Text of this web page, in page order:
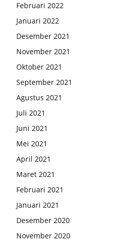
Februari 2022
Januari 2022
Desember 2021
November 2021
Oktober 2021
September 2021
Agustus 2021
Juli 2021
Juni 2021
Mei 2021
April 2021
Maret 2021
Februari 2021
Januari 2021
Desember 2020
November 2020